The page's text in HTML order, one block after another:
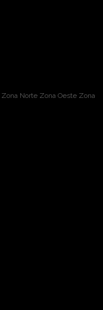
Zona Norte Zona Oeste Zona